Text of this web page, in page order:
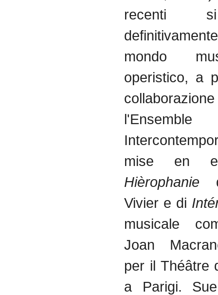
recenti
mondo
operistico, a
l'Ensemble
mise en
Hièrophanie
Vivier e di
musicale
Joan
per il Théâtre
a Parigi.